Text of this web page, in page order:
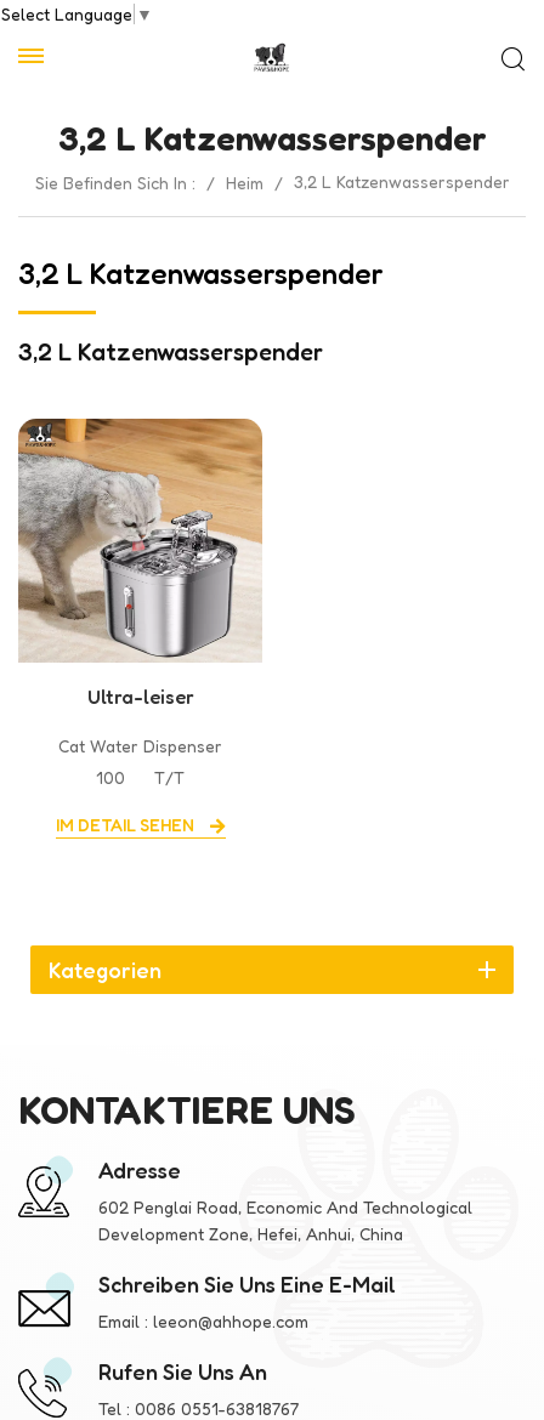
Select Language ▼
3,2 L Katzenwasserspender
Sie Befinden Sich In : / Heim / 3,2 L Katzenwasserspender
3,2 L Katzenwasserspender
3,2 L Katzenwasserspender
Ultra-leiser
direkt ab Werk
Cat Water Dispenser
100
T/T
IM DETAIL SEHEN
Kategorien
KONTAKTIERE UNS
Adresse
602 Penglai Road, Economic And Technological
Development Zone, Hefei, Anhui, China
Schreiben Sie Uns Eine E-Mail
Email : leeon@ahhope.com
Rufen Sie Uns An
Tel : 0086 0551-63818767